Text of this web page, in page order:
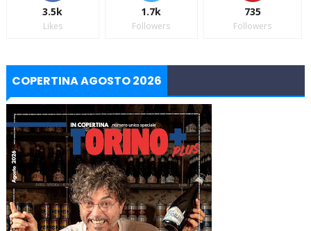
3.5k
Likes
1.7k
Followers
735
Followers
COPERTINA AGOSTO 2026